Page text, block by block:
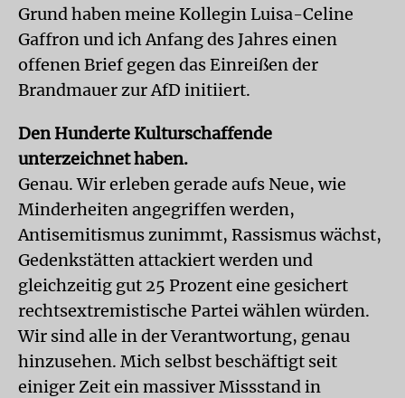
Grund haben meine Kollegin Luisa-Celine
Gaffron und ich Anfang des Jahres einen
offenen Brief gegen das Einreißen der
Brandmauer zur AfD initiiert.
Den Hunderte Kulturschaffende
unterzeichnet haben.
Genau. Wir erleben gerade aufs Neue, wie
Minderheiten angegriffen werden,
Antisemitismus zunimmt, Rassismus wächst,
Gedenkstätten attackiert werden und
gleichzeitig gut 25 Prozent eine gesichert
rechtsextremistische Partei wählen würden.
Wir sind alle in der Verantwortung, genau
hinzusehen. Mich selbst beschäftigt seit
einiger Zeit ein massiver Missstand in